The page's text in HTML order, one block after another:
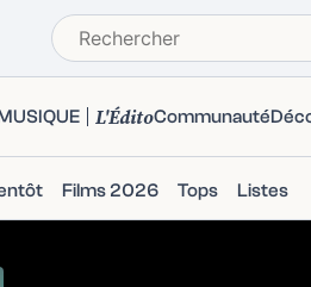
L'ÉditoCommunauté
Films 2026 Tops Listes